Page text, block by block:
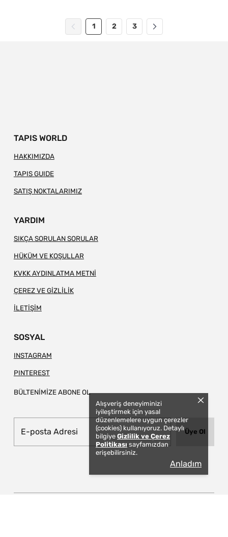
Alışveriş deneyiminizi
iyileştirmek için yasal
düzenlemelere uygun çerezler
(cookies) kullanıyoruz. Detaylı
bilgiye Gizlilik ve Çerez
Politikası sayfamızdan
erişebilirsiniz.
Anladım
1 2 3
TAPIS WORLD
HAKKIMIZDA
TAPIS GUIDE
SATIŞ NOKTALARIMIZ
YARDIM
SIKÇA SORULAN SORULAR
HÜKÜM VE KOŞULLAR
KVKK AYDINLATMA METNİ
ÇEREZ VE GİZLİLİK
İLETİŞİM
SOSYAL
INSTAGRAM
PINTEREST
BÜLTENİMİZE ABONE OL
Üye Ol